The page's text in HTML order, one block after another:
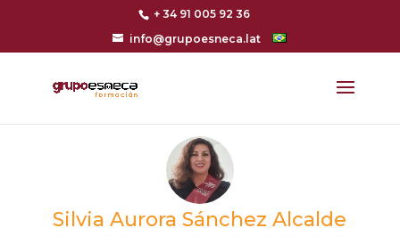
+ 34 91 005 92 36
info@grupoesneca.lat
Silvia Aurora Sánchez Alcalde